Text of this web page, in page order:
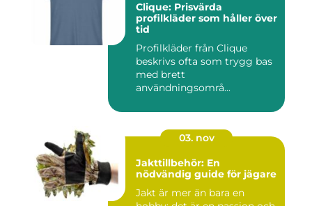
Clique: Prisvärda
profilkläder som håller över
tid
Profilkläder från Clique
beskrivs ofta som trygg bas
med brett
användningsområ...
03. nov
Jakttillbehör: En
nödvändig guide för jägare
Jakt är mer än bara en